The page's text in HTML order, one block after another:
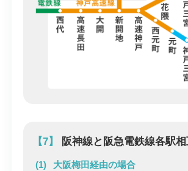
【7】 阪神線と阪急電鉄線各駅相
大阪梅田経由の場合